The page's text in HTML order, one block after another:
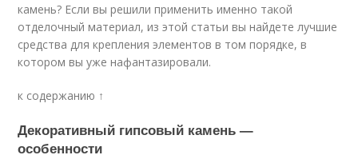
камень? Если вы решили применить именно такой
отделочный материал, из этой статьи вы найдете лучшие
средства для крепления элементов в том порядке, в
котором вы уже нафантазировали.
к содержанию ↑
Декоративный гипсовый камень —
особенности